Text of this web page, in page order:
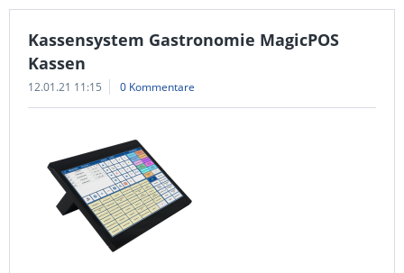
Kassensystem Gastronomie MagicPOS
Kassen
12.01.21 11:15 0 Kommentare